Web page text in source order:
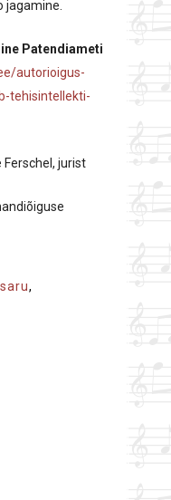
jagamine.
Patendiameti
autorioigus-
tehisintellekti-
Ferschel, jurist
,